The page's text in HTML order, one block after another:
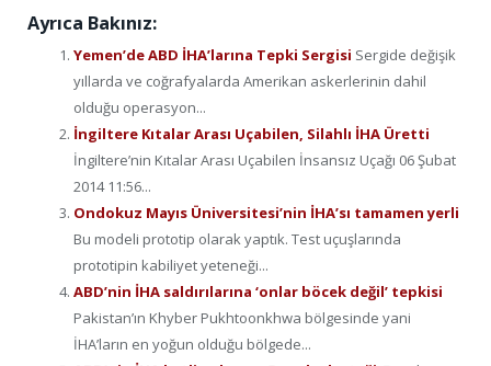
Ayrıca Bakınız:
Yemen’de ABD İHA’larına Tepki Sergisi Sergide değişik
yıllarda ve coğrafyalarda Amerikan askerlerinin dahil
olduğu operasyon...
İngiltere Kıtalar Arası Uçabilen, Silahlı İHA Üretti
İngiltere’nin Kıtalar Arası Uçabilen İnsansız Uçağı 06 Şubat
2014 11:56...
Ondokuz Mayıs Üniversitesi’nin İHA’sı tamamen yerli
Bu modeli prototip olarak yaptık. Test uçuşlarında
prototipin kabiliyet yeteneği...
ABD’nin İHA saldırılarına ‘onlar böcek değil’ tepkisi
Pakistan’ın Khyber Pukhtoonkhwa bölgesinde yani
İHA’ların en yoğun olduğu bölgede...